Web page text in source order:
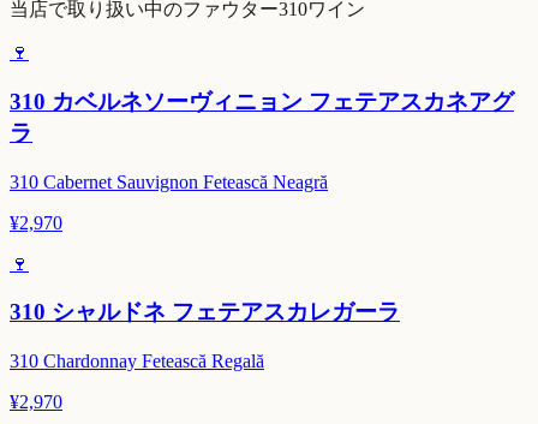
当店で取り扱い中のファウター310ワイン
🍷
310 カベルネソーヴィニョン フェテアスカネアグ
ラ
310 Cabernet Sauvignon Fetească Neagră
¥2,970
🍷
310 シャルドネ フェテアスカレガーラ
310 Chardonnay Fetească Regală
¥2,970